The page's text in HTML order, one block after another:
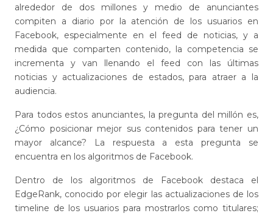
alrededor de dos millones y medio de anunciantes
compiten a diario por la atención de los usuarios en
Facebook, especialmente en el feed de noticias, y a
medida que comparten contenido, la competencia se
incrementa y van llenando el feed con las últimas
noticias y actualizaciones de estados, para atraer a la
audiencia.
Para todos estos anunciantes, la pregunta del millón es,
¿Cómo posicionar mejor sus contenidos para tener un
mayor alcance? La respuesta a esta pregunta se
encuentra en los algoritmos de Facebook.
Dentro de los algoritmos de Facebook destaca el
EdgeRank, conocido por elegir las actualizaciones de los
timeline de los usuarios para mostrarlos como titulares;